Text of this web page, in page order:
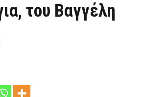
του Βαγγέλη